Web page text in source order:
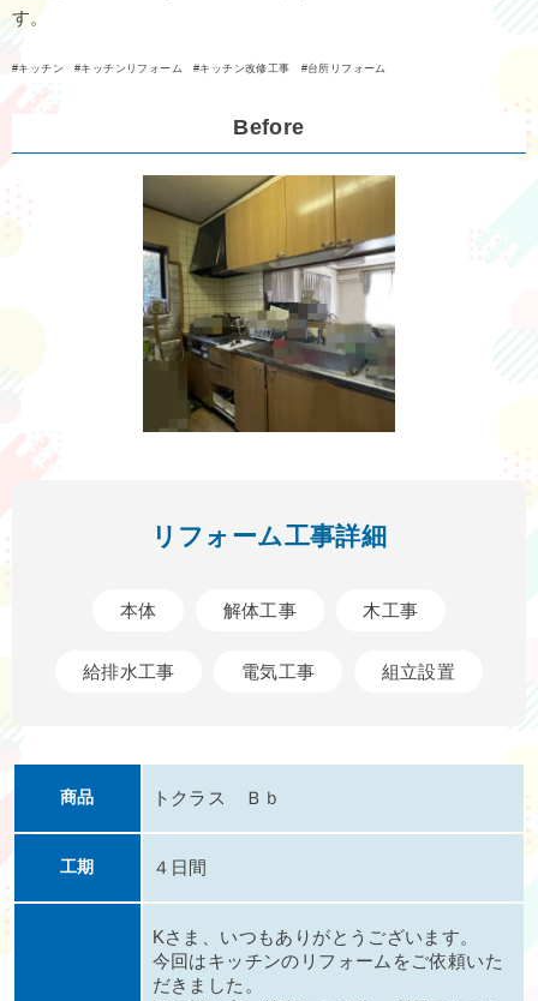
す。
キッチン キッチンリフォーム キッチン改修工事 台所リフォーム
Before
リフォーム工事詳細
本体 解体工事 木工事
給排水工事 電気工事 組立設置
商品 トクラス Ｂｂ
工期 ４日間
Kさま、いつもありがとうございます。
今回はキッチンのリフォームをご依頼いた
だきました。